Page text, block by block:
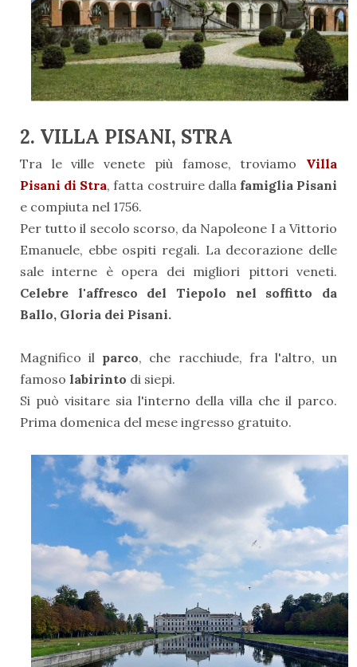
2. VILLA PISANI, STRA
Tra le ville venete più famose, troviamo Villa
Pisani di Stra, fatta costruire dalla famiglia Pisani
e compiuta nel 1756.
Per tutto il secolo scorso, da Napoleone I a Vittorio
Emanuele, ebbe ospiti regali. La decorazione delle
sale interne è opera dei migliori pittori veneti.
Celebre l'affresco del Tiepolo nel soffitto da
Ballo, Gloria dei Pisani.
Magnifico il parco, che racchiude, fra l'altro, un
famoso labirinto di siepi.
Si può visitare sia l'interno della villa che il parco.
Prima domenica del mese ingresso gratuito.